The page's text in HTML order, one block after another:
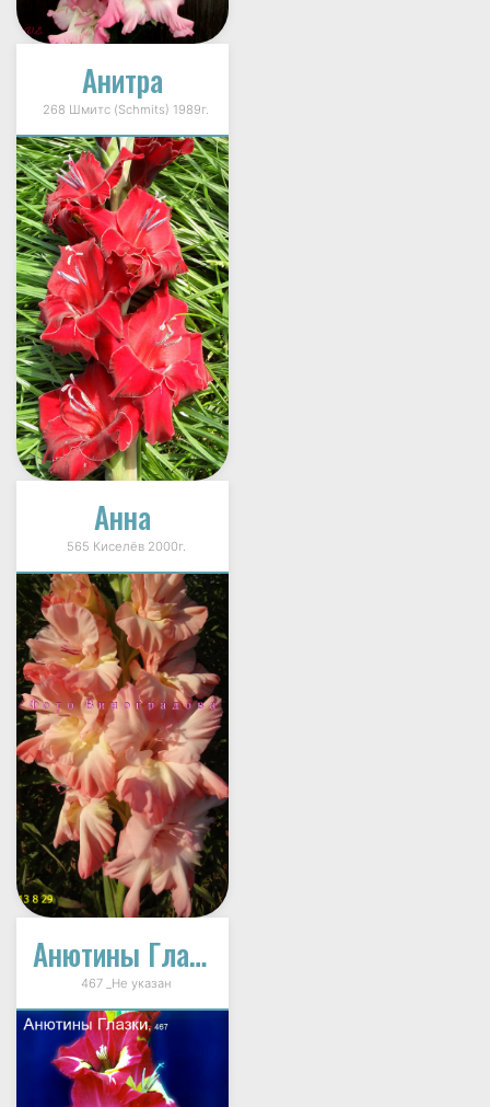
Анитра
268 Шмитс (Schmits) 1989г.
Анна
565 Киселёв 2000г.
Анютины Глазки
467 _Не указан